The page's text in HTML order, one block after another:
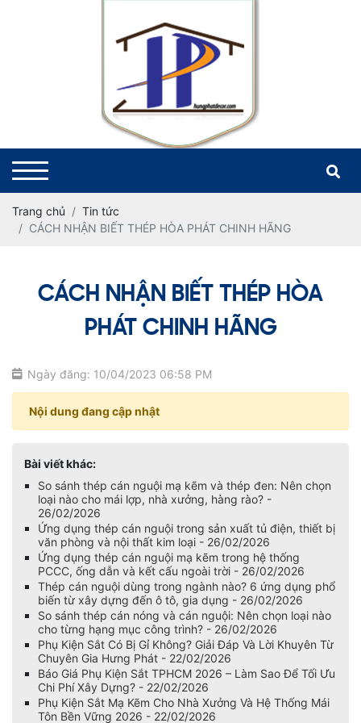
Trang chủ
Tin tức
CÁCH NHẬN BIẾT THÉP HÒA PHÁT CHINH HÃNG
CÁCH NHẬN BIẾT THÉP HÒA
PHÁT CHINH HÃNG
Ngày đăng: 10/04/2023 06:58 PM
Nội dung đang cập nhật
Bài viết khác:
So sánh thép cán nguội mạ kẽm và thép đen: Nên chọn
loại nào cho mái lợp, nhà xưởng, hàng rào? -
26/02/2026
Ứng dụng thép cán nguội trong sản xuất tủ điện, thiết bị
văn phòng và nội thất kim loại - 26/02/2026
Ứng dụng thép cán nguội mạ kẽm trong hệ thống
PCCC, ống dẫn và kết cấu ngoài trời - 26/02/2026
Thép cán nguội dùng trong ngành nào? 6 ứng dụng phổ
biến từ xây dựng đến ô tô, gia dụng - 26/02/2026
So sánh thép cán nóng và cán nguội: Nên chọn loại nào
cho từng hạng mục công trình? - 26/02/2026
Phụ Kiện Sắt Có Bị Gỉ Không? Giải Đáp Và Lời Khuyên Từ
Chuyên Gia Hưng Phát - 22/02/2026
Báo Giá Phụ Kiện Sắt TPHCM 2026 – Làm Sao Để Tối Ưu
Chi Phí Xây Dựng? - 22/02/2026
Phụ Kiện Sắt Mạ Kẽm Cho Nhà Xưởng Và Hệ Thống Mái
Tôn Bền Vững 2026 - 22/02/2026